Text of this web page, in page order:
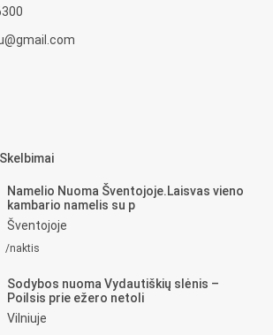
Namelio Nuoma Šventojoje.Laisvas vieno
kambario namelis su p
Šventojoje
/naktis
Sodybos nuoma Vydautiškių slėnis –
Poilsis prie ežero netoli
Vilniuje